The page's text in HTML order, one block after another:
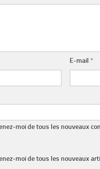
E-mail *
moi de tous les nouveaux
moi de tous les nouveaux